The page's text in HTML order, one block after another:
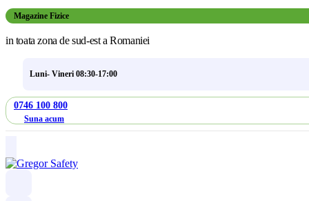
Magazine Fizice
in toata zona de sud-est a Romaniei
Luni- Vineri 08:30-17:00
0746 100 800
Suna acum